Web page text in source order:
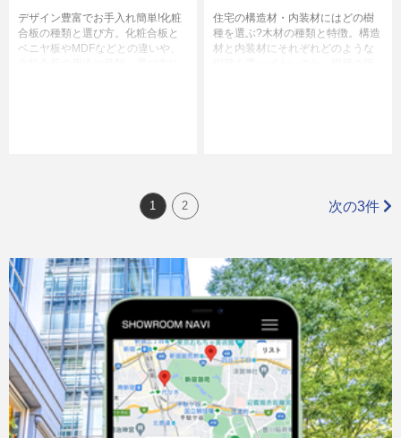
デザイン豊富でお手入れ簡単!化粧
合板の種類と選び方。化粧合板と
ベニヤ板やMDFなどとの違いや、
徴
住宅の構造材・内装材にはどの樹
種を選ぶ?木材の種類と特徴。構造
材と内装材にそれぞれどのような
1 2 次の3件